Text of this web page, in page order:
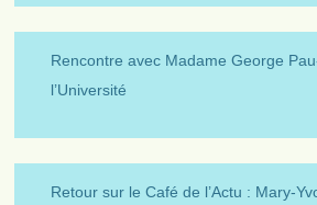
Rencontre avec Madame George
l’Université
Retour sur le Café de l’Actu : Mary-